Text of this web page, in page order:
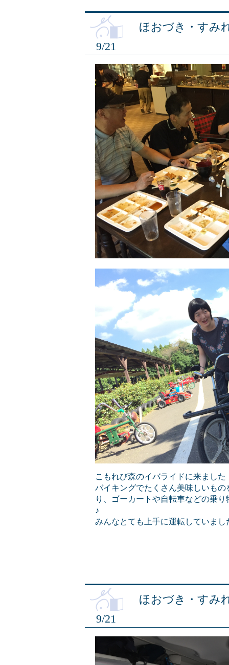
9/21
ほおづき・すみ
こもれび森のイバライドに来ました
バイキングでたくさん美味しいも
り、ゴーカートや自転車などの乗
♪
みんなとても上手に運転していまし
9/21
ほおづき・すみ